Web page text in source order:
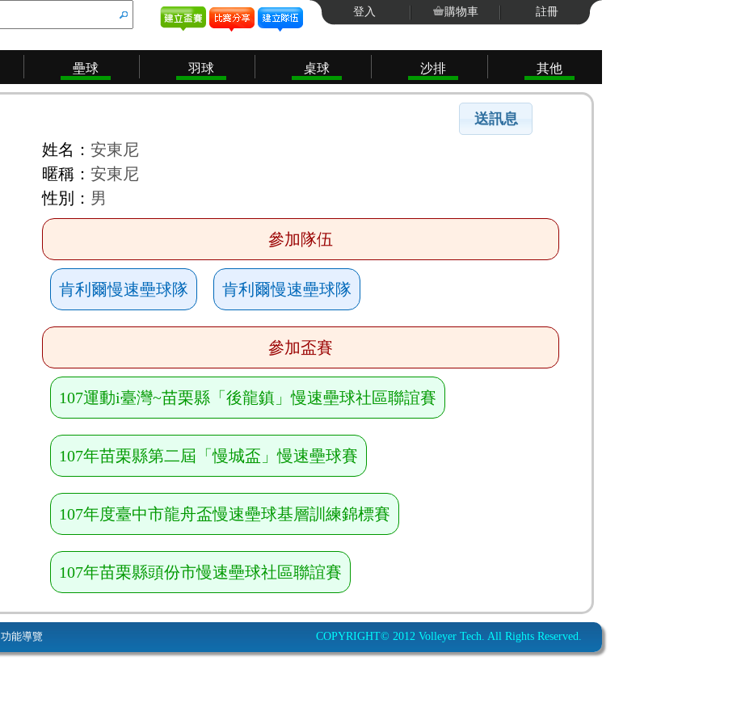
登入 購物車 註冊
壘球 羽球 桌球 沙排 其他
姓名： 安東尼
暱稱： 安東尼
性別： 男
參加隊伍
肯利爾慢速壘球隊 肯利爾慢速壘球隊
參加盃賽
107運動i臺灣~苗栗縣「後龍鎮」慢速壘球社區聯誼賽
107年苗栗縣第二屆「慢城盃」慢速壘球賽
107年度臺中市龍舟盃慢速壘球基層訓練錦標賽
107年苗栗縣頭份市慢速壘球社區聯誼賽
功能導覽 COPYRIGHT© 2012 Volleyer Tech. All Rights Reserved.